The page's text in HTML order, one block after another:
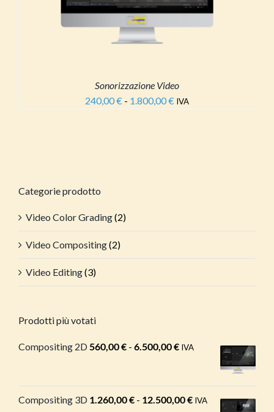
Sonorizzazione Video
240,00€ - 1.800,00€ Fascia
IVA
Categorie prodotto
Video Color Grading(2)
Video Compositing(2)
Video Editing(3)
Prodotti più votati
Compositing 2D560,00€ - 6.500,00€ Fascia
da
560,00 €
IVA
Compositing 3D 1.260,00€ - 12.500,00€ Fascia
IVA